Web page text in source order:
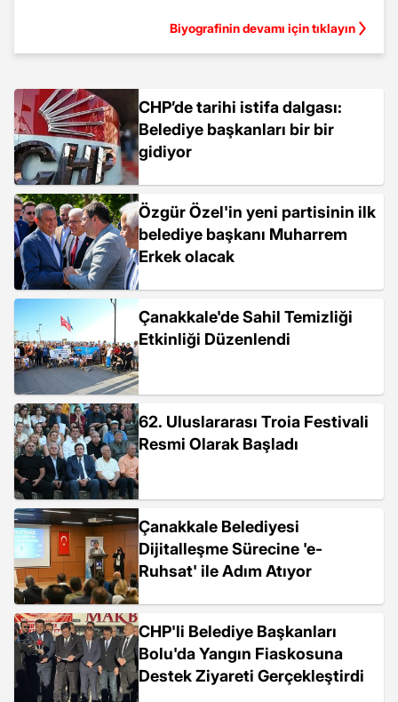
Biyografinin devamı için tıklayın
CHP’de tarihi istifa dalgası:
Belediye başkanları bir bir
gidiyor
Özgür Özel'in yeni partisinin ilk
belediye başkanı Muharrem
Erkek olacak
Çanakkale'de Sahil Temizliği
Etkinliği Düzenlendi
62. Uluslararası Troia Festivali
Resmi Olarak Başladı
Çanakkale Belediyesi
Dijitalleşme Sürecine 'e-
Ruhsat' ile Adım Atıyor
CHP'li Belediye Başkanları
Bolu'da Yangın Fiaskosuna
Destek Ziyareti Gerçekleştirdi